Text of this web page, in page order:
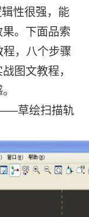
性很强，能
。下面品索
，八个步骤
图文教程，
草绘扫描轨